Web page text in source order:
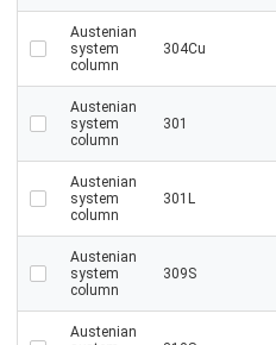
Austenian
system
column
304Cu
Austenian
system
column
301
Austenian
system
column
301L
Austenian
system
column
309S
Austenian